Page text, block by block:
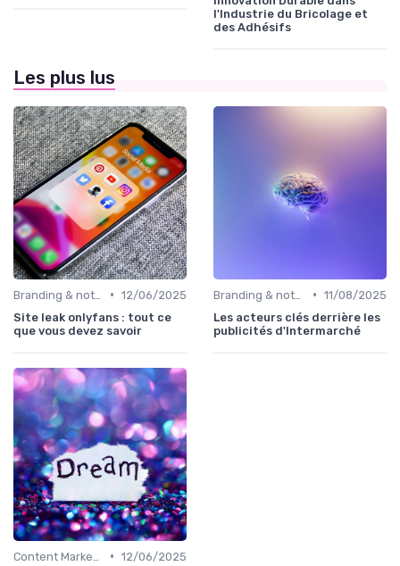
l'Industrie du Bricolage et
des Adhésifs
Les plus lus
• 12/06/2025
Site leak onlyfans : tout ce
que vous devez savoir
• 11/08/2025
Les acteurs clés derrière les
publicités d'Intermarché
• 12/06/2025